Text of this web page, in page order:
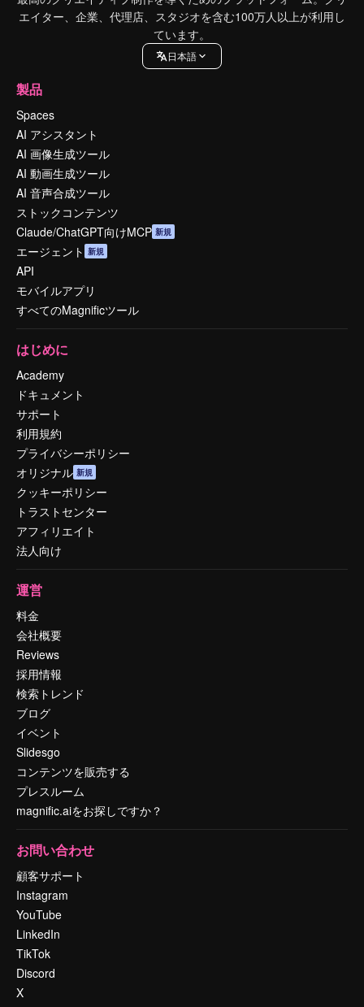
エイター、企業、代理店、スタジオを含む100万人以上が利用し
ています。
日本語
製品
Spaces
AI アシスタント
AI 画像生成ツール
AI 動画生成ツール
AI 音声合成ツール
ストックコンテンツ
Claude/ChatGPT向けMCP 新規
エージェント 新規
API
モバイルアプリ
すべてのMagnificツール
はじめに
Academy
ドキュメント
サポート
利用規約
プライバシーポリシー
オリジナル 新規
クッキーポリシー
トラストセンター
アフィリエイト
法人向け
運営
料金
会社概要
Reviews
採用情報
検索トレンド
ブログ
イベント
Slidesgo
コンテンツを販売する
プレスルーム
magnific.aiをお探しですか？
お問い合わせ
顧客サポート
Instagram
YouTube
LinkedIn
TikTok
Discord
X